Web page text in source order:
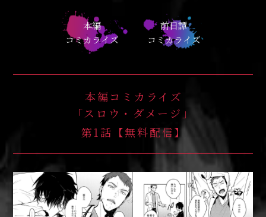
本編
コミカライズ
前日譚
コミカライズ
本編コミカライズ
「スロウ・ダメージ」
第1話【無料配信】